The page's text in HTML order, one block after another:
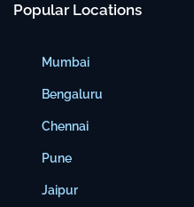
Popular Locations
Mumbai
Bengaluru
Chennai
Pune
Jaipur